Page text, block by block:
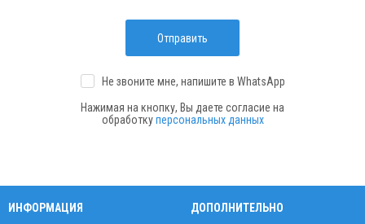
Отправить
Не звоните мне, напишите в WhatsApp
Нажимая на кнопку, Вы даете согласие на
обработкуперсональных данных
ИНФОРМАЦИЯ ДОПОЛНИТЕЛЬНО